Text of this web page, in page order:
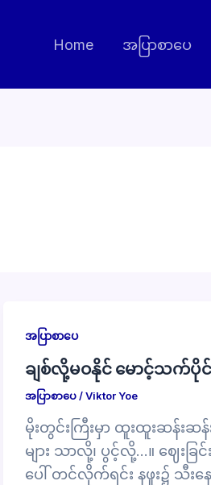
Home အပြာစာပေ
အပြာစာပေ
ချစ်လို့မဝနိုင် မောင့်သက်ပိုင်
အပြာစာပေ/Viktor Yoe
မိုးတွင်းကြီးမှာ ထူးထူးဆန်းဆ
များ သာလို့၊ ပွင့်လို့…။ ဈေးခြင်
ပေါ် တင်လိုက်ရင်း နဖူး၌ သီးနေ